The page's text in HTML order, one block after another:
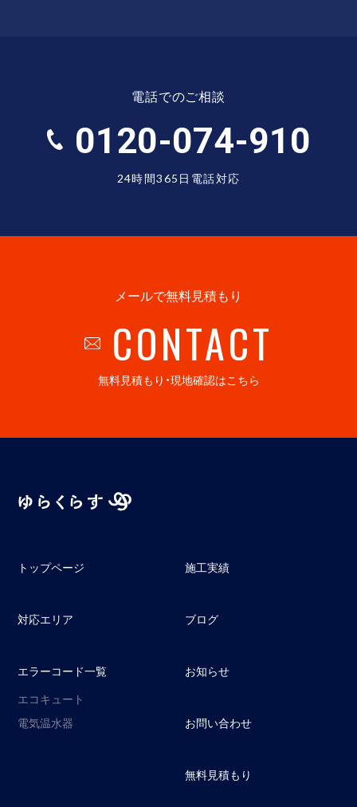
電話でのご相談
0120-074-910
24時間365日電話対応
メールで無料見積もり
CONTACT
無料見積もり・現地確認はこちら
トップページ
対応エリア
エラーコード一覧
エコキュート
電気温水器
施工実績
ブログ
お知らせ
お問い合わせ
無料見積もり